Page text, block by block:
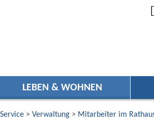
LEBEN & WOHNEN
> Verwaltung> Mitarbeiter im